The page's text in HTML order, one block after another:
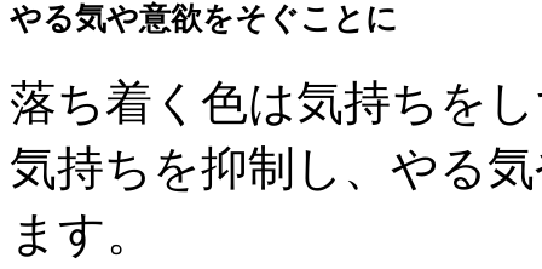
やる気や意欲をそぐことに
落ち着く色は気持ちを
気持ちを抑制し、やる
ます。